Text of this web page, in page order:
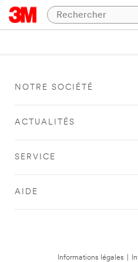
NOTRE SOCIÉTÉ
ACTUALITÉS
SERVICE
AIDE
Informations légales